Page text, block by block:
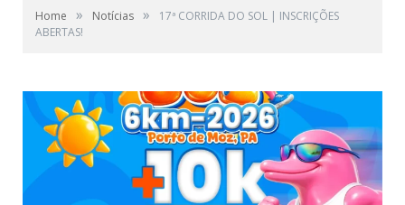
Home » Notícias »
17ª CORRIDA DO SOL | INSCRIÇÕES
ABERTAS!